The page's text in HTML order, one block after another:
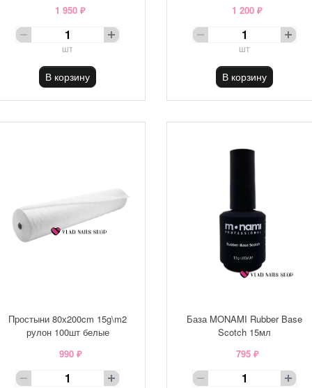
1 950 ₽
шт
В корзину
1 200 ₽
шт
В корзину
Простыни 80х200cm 15g\m2
рулон 100шт белые
990 ₽
База MONAMI Rubber Base
Scotch 15мл
795 ₽